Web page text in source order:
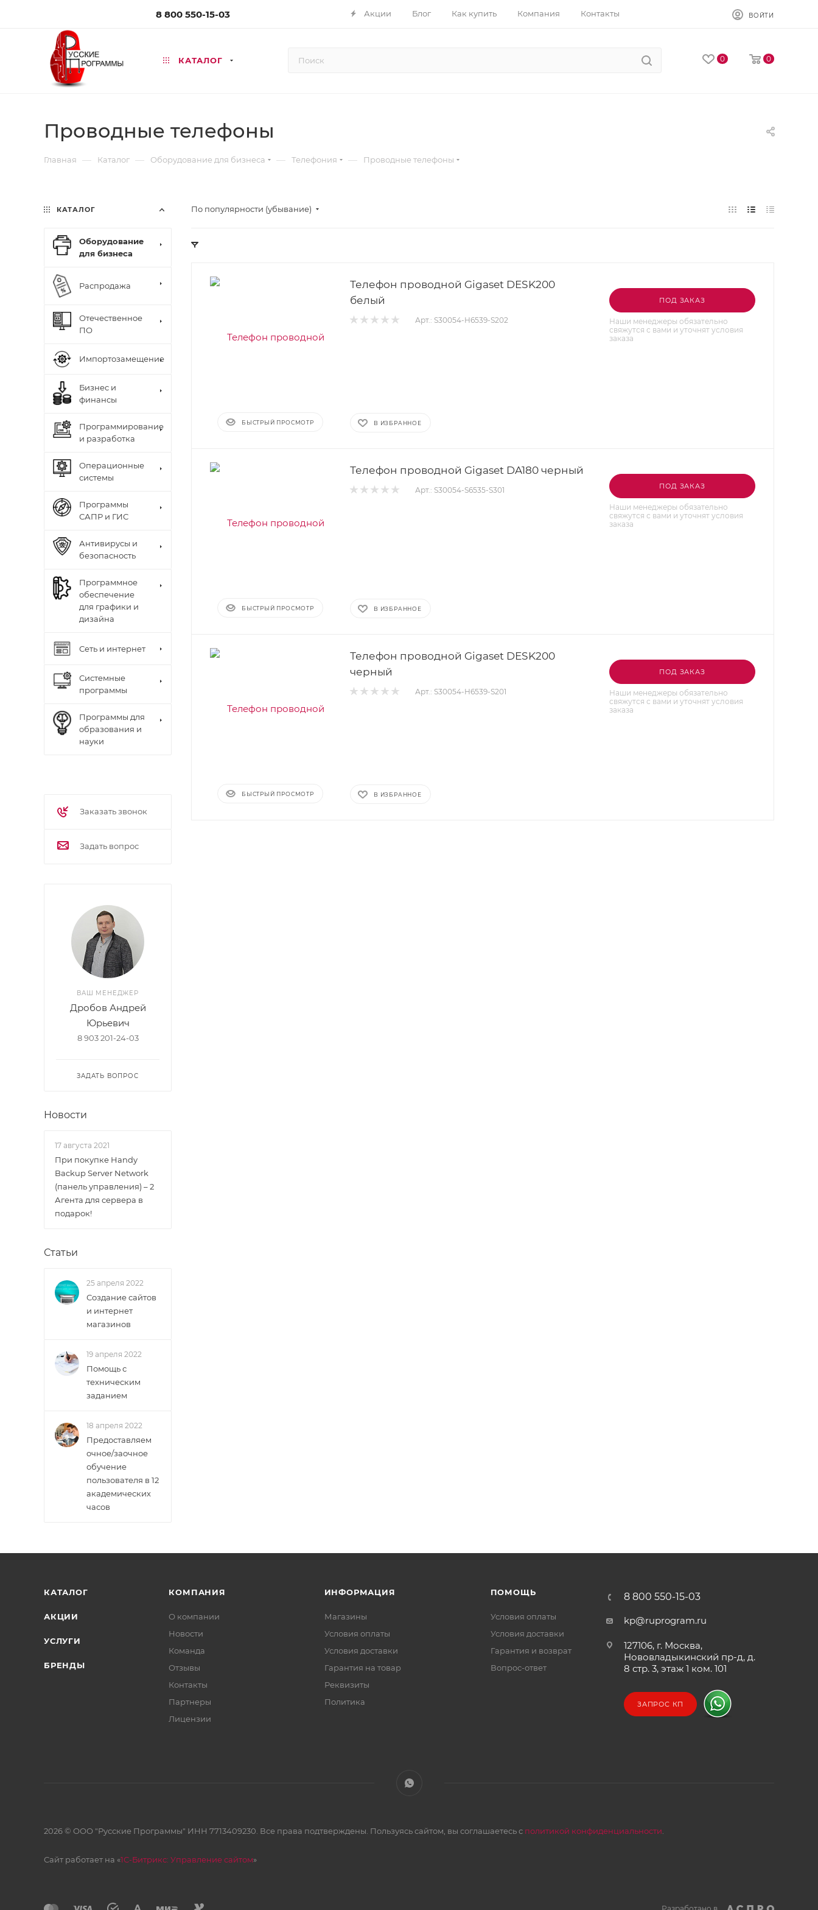
8 800 550-15-03 Акции Блог Как купить Компания Контакты ВОЙТИ
КАТАЛОГ 0 0
Проводные телефоны
Главная — Каталог — Оборудование для бизнеса — Телефония — Проводные телефоны
По популярности (убывание)
БЫСТРЫЙ ПРОСМОТР
Телефон проводной Gigaset DESK200
белый
Арт.: S30054-H6539-S202
В ИЗБРАННОЕ
ПОД ЗАКАЗ
Наши менеджеры обязательно
свяжутся с вами и уточнят условия
заказа
БЫСТРЫЙ ПРОСМОТР
Телефон проводной Gigaset DA180 черный
Арт.: S30054-S6535-S301
В ИЗБРАННОЕ
ПОД ЗАКАЗ
Наши менеджеры обязательно
свяжутся с вами и уточнят условия
заказа
БЫСТРЫЙ ПРОСМОТР
Телефон проводной Gigaset DESK200
черный
Арт.: S30054-H6539-S201
В ИЗБРАННОЕ
ПОД ЗАКАЗ
Наши менеджеры обязательно
свяжутся с вами и уточнят условия
заказа
КАТАЛОГ
Оборудование
для бизнеса
Распродажа
Отечественное
ПО
Импортозамещение
Бизнес и
финансы
Программирование
и разработка
Операционные
системы
Программы
САПР и ГИС
Антивирусы и
безопасность
Программное
обеспечение
для графики и
дизайна
Сеть и интернет
Системные
программы
Программы для
образования и
науки
Заказать звонок
Задать вопрос
ВАШ МЕНЕДЖЕР
Дробов Андрей
Юрьевич
8 903 201-24-03
ЗАДАТЬ ВОПРОС
Новости
17 августа 2021
При покупке Handy
Backup Server Network
(панель управления) – 2
Агента для сервера в
подарок!
Статьи
25 апреля 2022
Создание сайтов
и интернет
магазинов
19 апреля 2022
Помощь с
техническим
заданием
18 апреля 2022
Предоставляем
очное/заочное
обучение
пользователя в 12
академических
часов
КАТАЛОГ
АКЦИИ
УСЛУГИ
БРЕНДЫ
КОМПАНИЯ
О компании
Новости
Команда
Отзывы
Контакты
Партнеры
Лицензии
ИНФОРМАЦИЯ
Магазины
Условия оплаты
Условия доставки
Гарантия на товар
Реквизиты
Политика
ПОМОЩЬ
Условия оплаты
Условия доставки
Гарантия и возврат
Вопрос-ответ
8 800 550-15-03
kp@ruprogram.ru
127106, г. Москва,
Нововладыкинский пр-д, д.
8 стр. 3, этаж 1 ком. 101
ЗАПРОС КП
2026 © ООО "Русские Программы" ИНН 7713409230. Все права подтверждены. Пользуясь сайтом, вы соглашаетесь с политикой конфиденциальности
Сайт работает на «1С-Битрикс: Управление сайтом»